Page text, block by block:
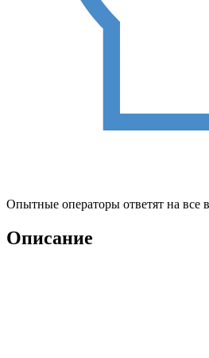
Опытные операторы ответят на все
Описание